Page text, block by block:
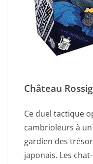
Château
Ce duel tactique
cambrioleurs à
gardien des
japonais. Les